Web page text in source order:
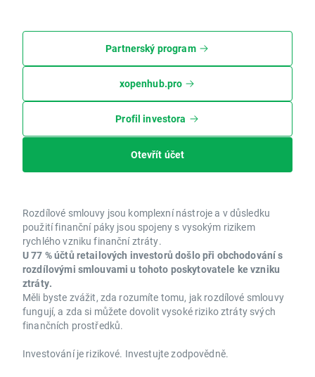
Partnerský program
xopenhub.pro
Profil investora
Otevřít účet
Rozdílové smlouvy jsou komplexní nástroje a v důsledku
použití finanční páky jsou spojeny s vysokým rizikem
rychlého vzniku finanční ztráty.
U 77 % účtů retailových investorů došlo při obchodování s
rozdílovými smlouvami u tohoto poskytovatele ke vzniku
ztráty.
Měli byste zvážit, zda rozumíte tomu, jak rozdílové smlouvy
fungují, a zda si můžete dovolit vysoké riziko ztráty svých
finančních prostředků.
Investování je rizikové. Investujte zodpovědně.